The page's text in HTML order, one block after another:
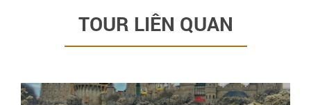
TOUR LIÊN QUAN